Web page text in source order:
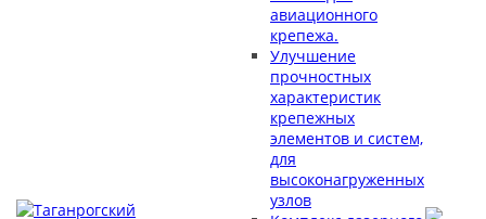
авиационного
крепежа.
Улучшение
прочностных
характеристик
крепежных
элементов и систем,
для
высоконагруженных
узлов